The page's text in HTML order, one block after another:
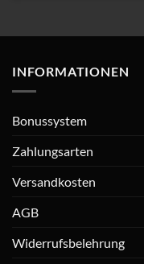
INFORMATIONEN
Bonussystem
Zahlungsarten
Versandkosten
AGB
Widerrufsbelehrung